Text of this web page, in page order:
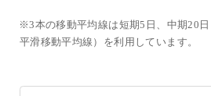
※3本の移動平均線は短期5日、中期20
平滑移動平均線）を利用しています。